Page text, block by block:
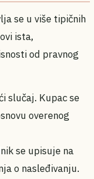
se u više tipičnih
ista,
od pravnog
slučaj. Kupac se
overenog
se upisuje na
o nasleđivanju.